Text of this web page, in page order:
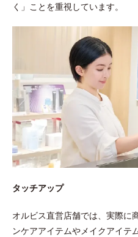
く」ことを重視しています。
タッチアップ
オルビス直営店舗では、実際に
ンケアアイテムやメイクアイテ